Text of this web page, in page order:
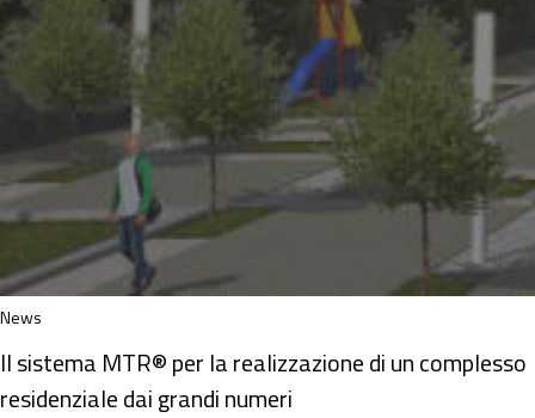
News
Il sistema MTR® per la realizzazione di un complesso
residenziale dai grandi numeri